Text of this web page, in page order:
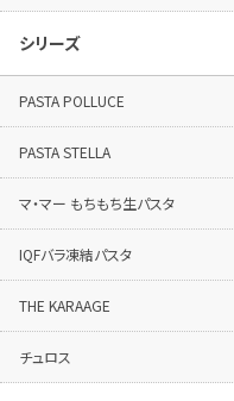
シリーズ
PASTA POLLUCE
PASTA STELLA
マ・マー もちもち生パスタ
IQFバラ凍結パスタ
THE KARAAGE
チュロス